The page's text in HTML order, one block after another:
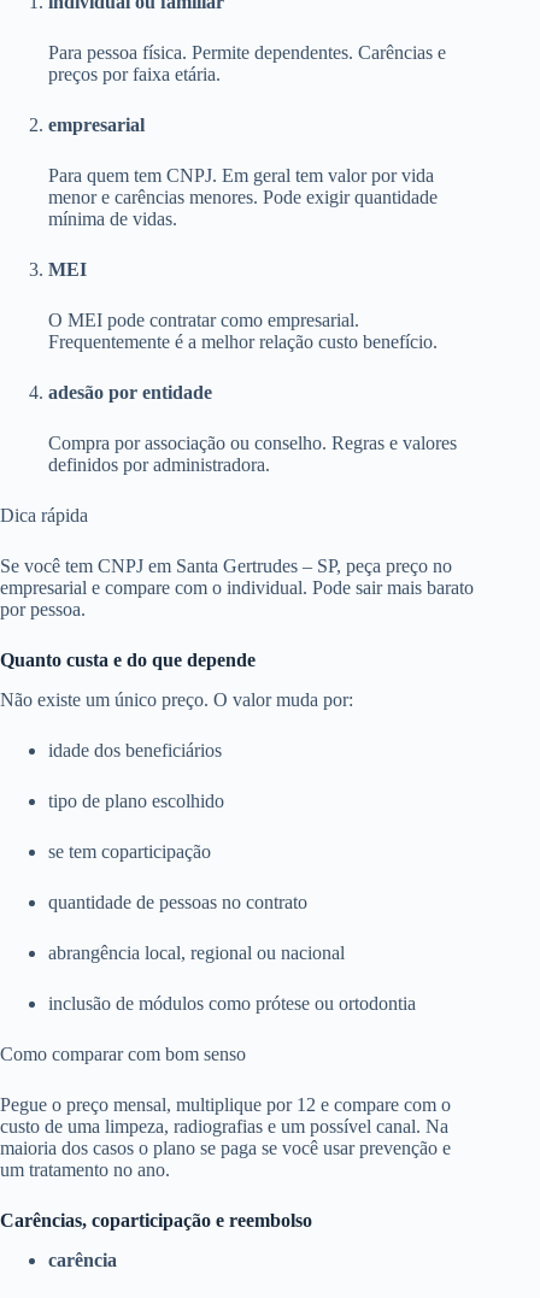
Para pessoa física. Permite dependentes. Carências e
preços por faixa etária.
empresarial
Para quem tem CNPJ. Em geral tem valor por vida
menor e carências menores. Pode exigir quantidade
mínima de vidas.
MEI
O MEI pode contratar como empresarial.
Frequentemente é a melhor relação custo benefício.
adesão por entidade
Compra por associação ou conselho. Regras e valores
definidos por administradora.
Dica rápida
Se você tem CNPJ em Santa Gertrudes – SP, peça preço no
empresarial e compare com o individual. Pode sair mais barato
por pessoa.
Quanto custa e do que depende
Não existe um único preço. O valor muda por:
idade dos beneficiários
tipo de plano escolhido
se tem coparticipação
quantidade de pessoas no contrato
abrangência local, regional ou nacional
inclusão de módulos como prótese ou ortodontia
Como comparar com bom senso
Pegue o preço mensal, multiplique por 12 e compare com o
custo de uma limpeza, radiografias e um possível canal. Na
maioria dos casos o plano se paga se você usar prevenção e
um tratamento no ano.
Carências, coparticipação e reembolso
carência